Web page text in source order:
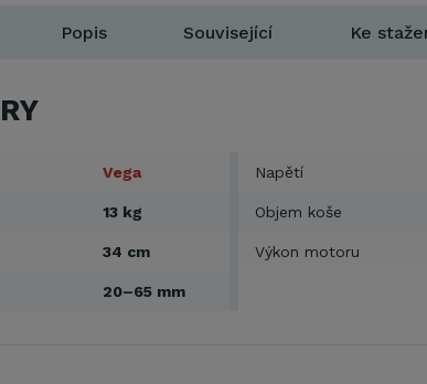
Popis Související Ke
Vega Napětí
13 kg Objem koše
34 cm Výkon motoru
20–65 mm